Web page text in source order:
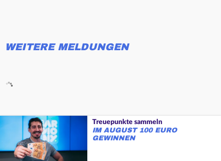
WEITERE MELDUNGEN
Treuepunkte sammeln
IM AUGUST 100 EURO
GEWINNEN